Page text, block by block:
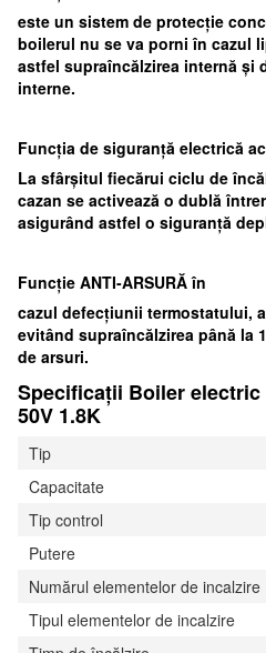
este un sistem de protecție
boilerul nu se va porni în cazul
astfel supraîncălzirea internă și
interne.
Funcția de siguranță electrică
La sfârșitul fiecărui ciclu de
cazan se activează o dublă
asigurând astfel o siguranță
Funcție ANTI-ARSURĂ în
cazul defecțiunii termostatului,
evitând supraîncălzirea până la
de arsuri.
Specificații Boiler
50V 1.8K
Tip
Capacitate
Tip control
Putere
Numărul elementelor de incalzire
Tipul elementelor de incalzire